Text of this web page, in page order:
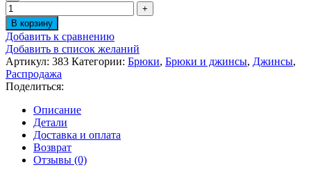
В корзину
Добавить к сравнению
Добавить в список желаний
Артикул: 383 Категории: Брюки, Брюки и джинсы, Джинсы,
Распродажа
Поделиться:
Описание
Детали
Доставка и оплата
Возврат
Отзывы (0)